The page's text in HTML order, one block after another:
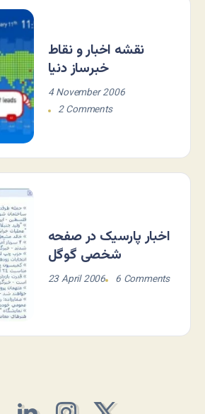
نقشه اخبار و نقاط
خبرساز دنیا
4 November 2006
2 Comments
اخبار پارسیک در صفحه
شخصی گوگل
23 April 2006 6 Comments